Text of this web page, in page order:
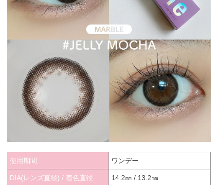
使用期間 ワンデー
DIA(レンズ直径) / 着色直径 14.2㎜ / 13.2㎜